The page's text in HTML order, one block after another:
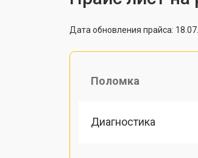
Дата обновления прайса:
Поломка
Диагностика